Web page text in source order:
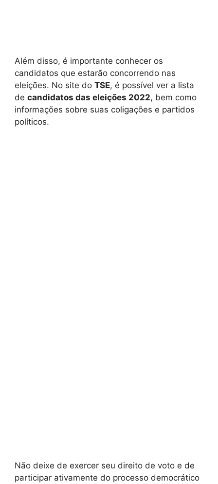
Além disso, é importante conhecer os
candidatos que estarão concorrendo nas
eleições. No site do TSE, é possível ver a lista
de candidatos das eleições 2022, bem como
informações sobre suas coligações e partidos
políticos.
Não deixe de exercer seu direito de voto e de
participar ativamente do processo democrático